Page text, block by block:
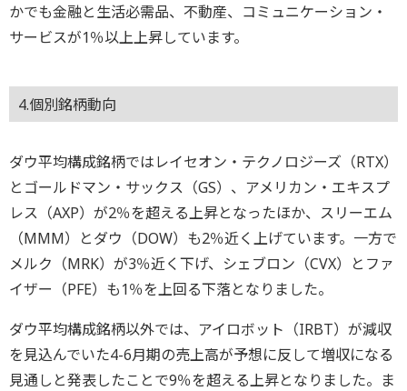
かでも金融と生活必需品、不動産、コミュニケーション・
サービスが1％以上上昇しています。
4.個別銘柄動向
ダウ平均構成銘柄ではレイセオン・テクノロジーズ（RTX）
とゴールドマン・サックス（GS）、アメリカン・エキスプ
レス（AXP）が2％を超える上昇となったほか、スリーエム
（MMM）とダウ（DOW）も2％近く上げています。一方で
メルク（MRK）が3％近く下げ、シェブロン（CVX）とファ
イザー（PFE）も1％を上回る下落となりました。
ダウ平均構成銘柄以外では、アイロボット（IRBT）が減収
を見込んでいた4-6月期の売上高が予想に反して増収になる
見通しと発表したことで9％を超える上昇となりました。ま